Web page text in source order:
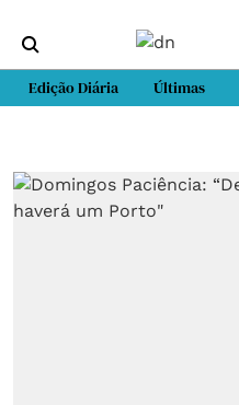
Edição Diária Últimas